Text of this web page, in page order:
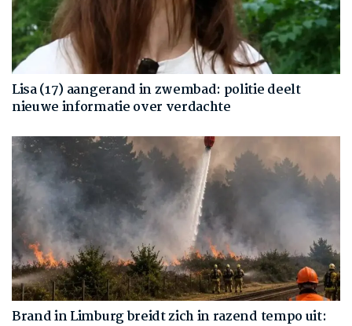
Lisa (17) aangerand in zwembad: politie deelt
nieuwe informatie over verdachte
Brand in Limburg breidt zich in razend tempo uit: